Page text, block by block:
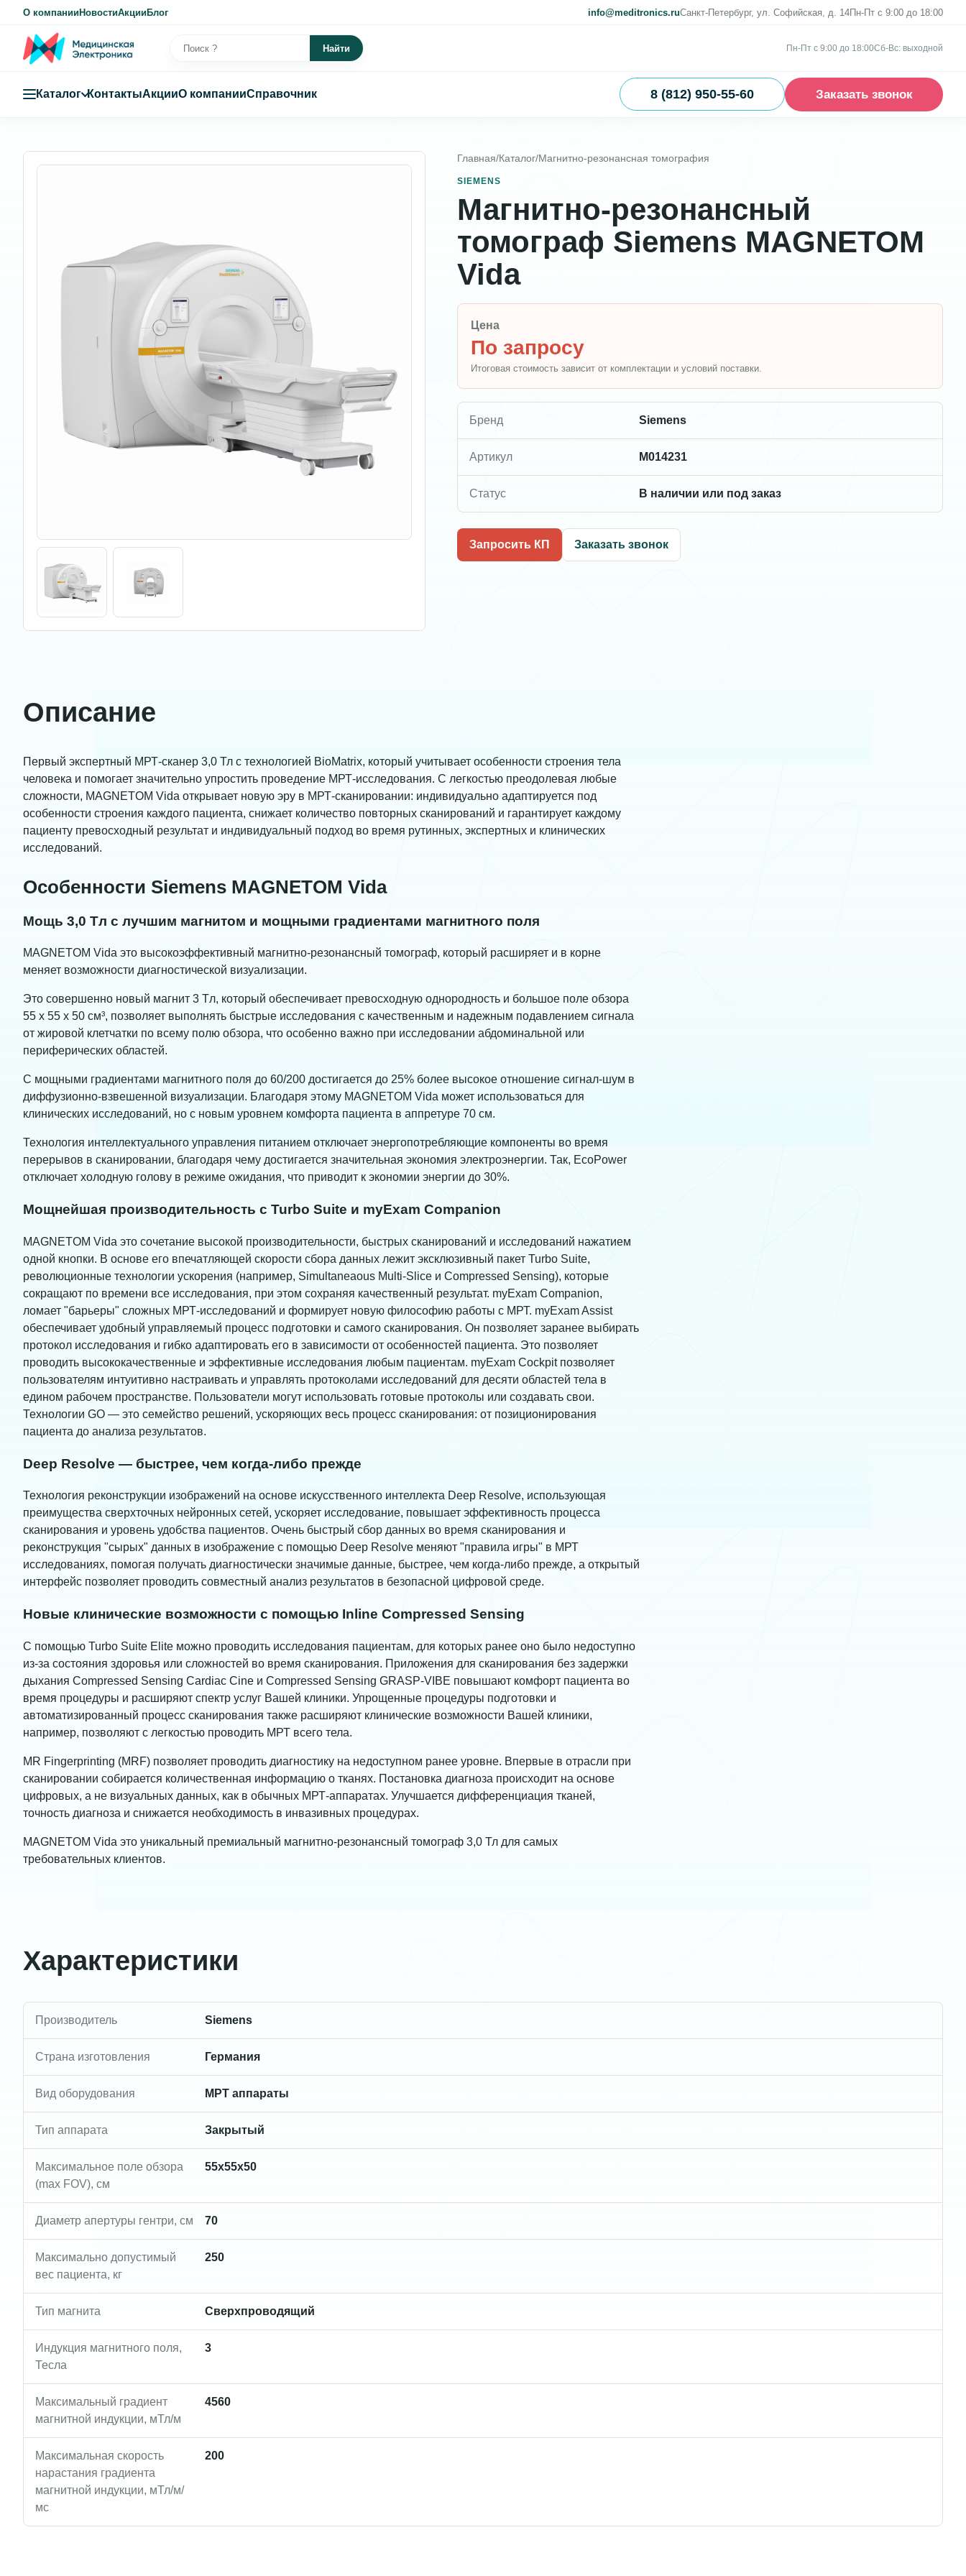
О компанииНовостиАкцииБлог info@meditronics.ruСанкт-Петербург, ул. Софийская, д. 14Пн-Пт с 9:00 до 18:00
Найти Пн-Пт с 9:00 до 18:00Сб-Вс: выходной
Каталог КонтактыАкцииО компанииСправочник 8 (812) 950-55-60 Заказать звонок
Главная/Каталог/Магнитно-резонансная томография
SIEMENS
Магнитно-резонансный
томограф Siemens MAGNETOM
Vida
Цена
По запросу
Итоговая стоимость зависит от комплектации и условий поставки.
Бренд Siemens
Артикул M014231
Статус В наличии или под заказ
Запросить КП Заказать звонок
Описание
Первый экспертный МРТ-сканер 3,0 Тл с технологией BioMatrix, который учитывает особенности строения тела
человека и помогает значительно упростить проведение МРТ-исследования. С легкостью преодолевая любые
сложности, MAGNETOM Vida открывает новую эру в МРТ-сканировании: индивидуально адаптируется под
особенности строения каждого пациента, снижает количество повторных сканирований и гарантирует каждому
пациенту превосходный результат и индивидуальный подход во время рутинных, экспертных и клинических
исследований.
Особенности Siemens MAGNETOM Vida
Мощь 3,0 Tл с лучшим магнитом и мощными градиентами магнитного поля
MAGNETOM Vida это высокоэффективный магнитно-резонансный томограф, который расширяет и в корне
меняет возможности диагностической визуализации.
Это совершенно новый магнит 3 Tл, который обеспечивает превосходную однородность и большое поле обзора
55 x 55 x 50 см³, позволяет выполнять быстрые исследования с качественным и надежным подавлением сигнала
от жировой клетчатки по всему полю обзора, что особенно важно при исследовании абдоминальной или
периферических областей.
С мощными градиентами магнитного поля до 60/200 достигается до 25% более высокое отношение сигнал-шум в
диффузионно-взвешенной визуализации. Благодаря этому MAGNETOM Vida может использоваться для
клинических исследований, но с новым уровнем комфорта пациента в аппретуре 70 см.
Технология интеллектуального управления питанием отключает энергопотребляющие компоненты во время
перерывов в сканировании, благодаря чему достигается значительная экономия электроэнергии. Так, EcoPower
отключает холодную голову в режиме ожидания, что приводит к экономии энергии до 30%.
Мощнейшая производительность с Turbo Suite и myExam Companion
MAGNETOM Vida это сочетание высокой производительности, быстрых сканирований и исследований нажатием
одной кнопки. В основе его впечатляющей скорости сбора данных лежит эксклюзивный пакет Turbo Suite,
революционные технологии ускорения (например, Simultaneaous Multi-Slice и Compressed Sensing), которые
сокращают по времени все исследования, при этом сохраняя качественный результат. myExam Companion,
ломает "барьеры" сложных МРТ-исследований и формирует новую философию работы с МРТ. myExam Assist
обеспечивает удобный управляемый процесс подготовки и самого сканирования. Он позволяет заранее выбирать
протокол исследования и гибко адаптировать его в зависимости от особенностей пациента. Это позволяет
проводить высококачественные и эффективные исследования любым пациентам. myExam Cockpit позволяет
пользователям интуитивно настраивать и управлять протоколами исследований для десяти областей тела в
едином рабочем пространстве. Пользователи могут использовать готовые протоколы или создавать свои.
Технологии GO — это семейство решений, ускоряющих весь процесс сканирования: от позиционирования
пациента до анализа результатов.
Deep Resolve — быстрее, чем когда-либо прежде
Технология реконструкции изображений на основе искусственного интеллекта Deep Resolve, использующая
преимущества сверхточных нейронных сетей, ускоряет исследование, повышает эффективность процесса
сканирования и уровень удобства пациентов. Очень быстрый сбор данных во время сканирования и
реконструкция "сырых" данных в изображение с помощью Deep Resolve меняют "правила игры" в МРТ
исследованиях, помогая получать диагностически значимые данные, быстрее, чем когда-либо прежде, а открытый
интерфейс позволяет проводить совместный анализ результатов в безопасной цифровой среде.
Новые клинические возможности с помощью Inline Compressed Sensing
С помощью Turbo Suite Elite можно проводить исследования пациентам, для которых ранее оно было недоступно
из-за состояния здоровья или сложностей во время сканирования. Приложения для сканирования без задержки
дыхания Compressed Sensing Cardiac Cine и Compressed Sensing GRASP-VIBE повышают комфорт пациента во
время процедуры и расширяют спектр услуг Вашей клиники. Упрощенные процедуры подготовки и
автоматизированный процесс сканирования также расширяют клинические возможности Вашей клиники,
например, позволяют с легкостью проводить МРТ всего тела.
MR Fingerprinting (MRF) позволяет проводить диагностику на недоступном ранее уровне. Впервые в отрасли при
сканировании собирается количественная информацию о тканях. Постановка диагноза происходит на основе
цифровых, а не визуальных данных, как в обычных МРТ-аппаратах. Улучшается дифференциация тканей,
точность диагноза и снижается необходимость в инвазивных процедурах.
MAGNETOM Vida это уникальный премиальный магнитно-резонансный томограф 3,0 Тл для самых
требовательных клиентов.
Характеристики
Производитель Siemens
Страна изготовления Германия
Вид оборудования МРТ аппараты
Тип аппарата Закрытый
Максимальное поле обзора
(max FOV), см
55х55х50
Диаметр апертуры гентри, см 70
Максимально допустимый
вес пациента, кг
250
Тип магнита Сверхпроводящий
Индукция магнитного поля,
Тесла
3
Максимальный градиент
магнитной индукции, мТл/м
4560
Максимальная скорость
нарастания градиента
магнитной индукции, мТл/м/
мс
200